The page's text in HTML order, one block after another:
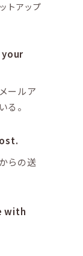
トアップ
ールア
る。
らの送
with